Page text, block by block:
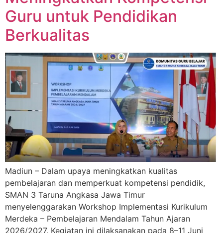
Guru untuk Pendidikan
Berkualitas
Madiun – Dalam upaya meningkatkan kualitas
pembelajaran dan memperkuat kompetensi pendidik,
SMAN 3 Taruna Angkasa Jawa Timur
menyelenggarakan Workshop Implementasi Kurikulum
Merdeka – Pembelajaran Mendalam Tahun Ajaran
2026/2027. Kegiatan ini dilaksanakan pada 8–11 Juni